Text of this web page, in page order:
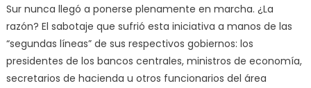
Sur nunca llegó a ponerse plenamente en marcha. ¿La
razón? El sabotaje que sufrió esta iniciativa a manos de las
“segundas líneas” de sus respectivos gobiernos: los
presidentes de los bancos centrales, ministros de economía,
secretarios de hacienda u otros funcionarios del área